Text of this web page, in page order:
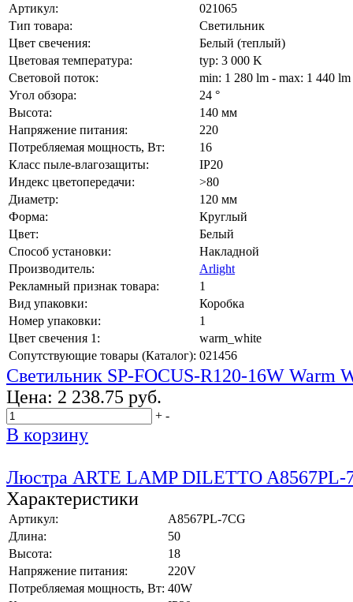
Артикул:
021065
Тип товара:
Светильник
Цвет свечения:
Белый (теплый)
Цветовая температура:
typ: 3 000 K
Световой поток:
min: 1 280 lm - max: 1 440 lm
Угол обзора:
24 °
Высота:
140 мм
Напряжение питания:
220
Потребляемая мощность, Вт:
16
Класс пыле-влагозащиты:
IP20
Индекс цветопередачи:
>80
Диаметр:
120 мм
Форма:
Круглый
Цвет:
Белый
Способ установки:
Накладной
Производитель:
Arlight
Рекламный признак товара:
1
Вид упаковки:
Коробка
Номер упаковки:
1
Цвет свечения 1:
warm_white
Сопутствующие товары (Каталог): 021456
Светильник SP-FOCUS-R120-16W Warm
Цена: 2 238.75 руб.
+ -
В корзину
Люстра ARTE LAMP DILETTO A8567PL-
Характеристики
Артикул:
A8567PL-7CG
Длина:
50
Высота:
18
Напряжение питания:
220V
Потребляемая мощность, Вт: 40W